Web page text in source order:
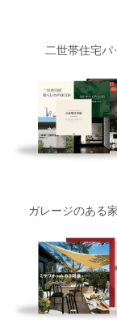
二世帯住宅パ
ガレージのある